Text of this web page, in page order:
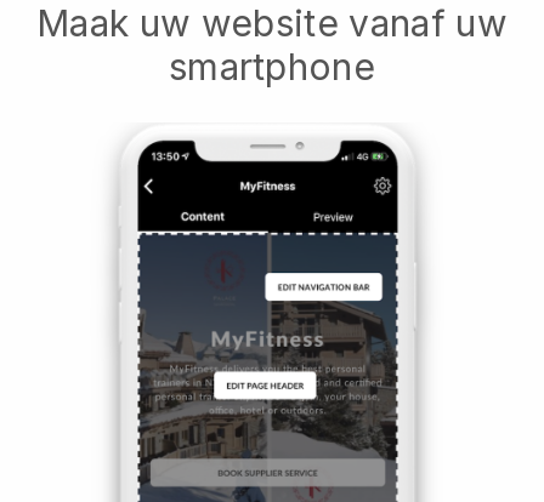
Maak uw website vanaf uw
smartphone